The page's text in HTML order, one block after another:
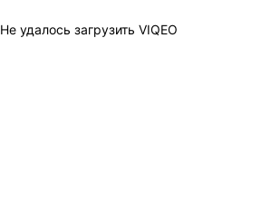
Не удалось загрузить VIQEO